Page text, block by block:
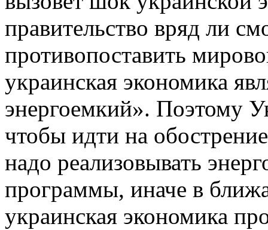
правительство вряд ли
противопоставить
украинская экономика
энергоемкий». Поэтому
чтобы идти на
надо реализовывать
программы, иначе в
украинская экономика